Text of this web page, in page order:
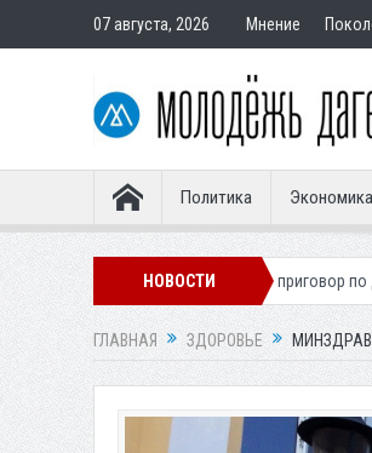
07 августа, 2026 Мнение
Политика Экономика
НОВОСТИ
Вынесен приговор по делу о
ГЛАВНАЯ ЗДОРОВЬЕ